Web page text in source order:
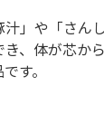
」や「さん
、体が芯か
す。